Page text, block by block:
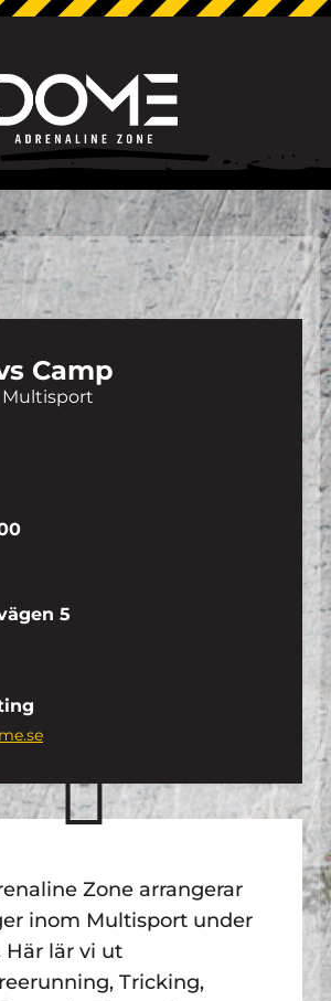
Camp
5
Zone arrangerar
inom Multisport under
Här lär vi ut
Tricking,